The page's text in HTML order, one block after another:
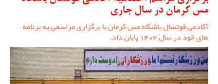
مس کرمان در سال جاری
آکادمی فوتسال باشگاه مس کرمان با برگزاری مراسمی به برنامه
های خود در سال 1404 پایان داد.